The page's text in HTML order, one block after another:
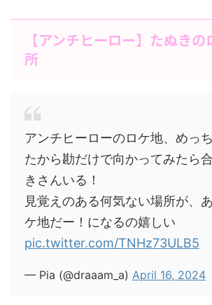
【アンチヒーロー】たぬき
所
アンチヒーローのロケ地、めっ
たから勘だけで向かってみたら
きさんいる！
見覚えのある何気ない場所が、
ケ地だー！になるの嬉しい
pic.twitter.com/TNHz73ULB5
— Pia (@draaam_a) April 16, 2024